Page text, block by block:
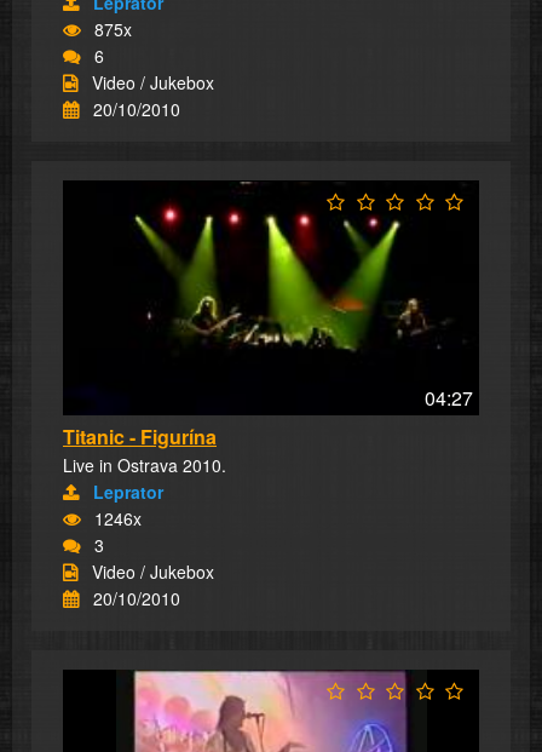
875x
6
Video / Jukebox
20/10/2010
04:27
Titanic - Figurína
Live in Ostrava 2010.
Leprator
1246x
3
Video / Jukebox
20/10/2010